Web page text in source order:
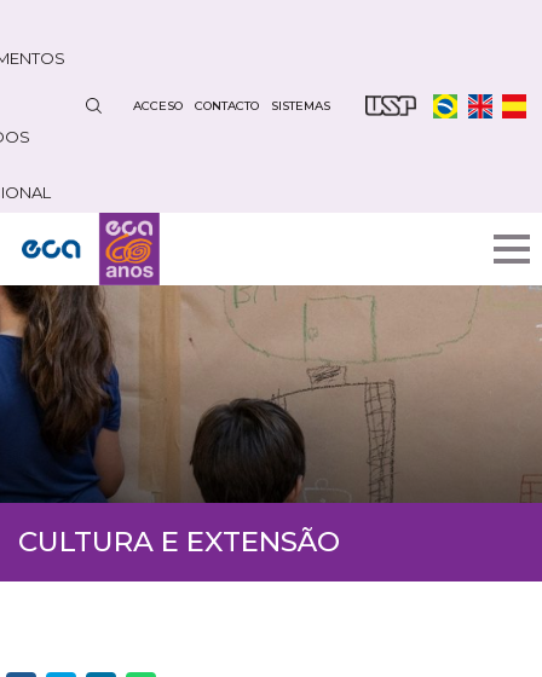
contenido
ACCESO CONTACTO SISTEMAS
CULTURA E EXTENSÃO